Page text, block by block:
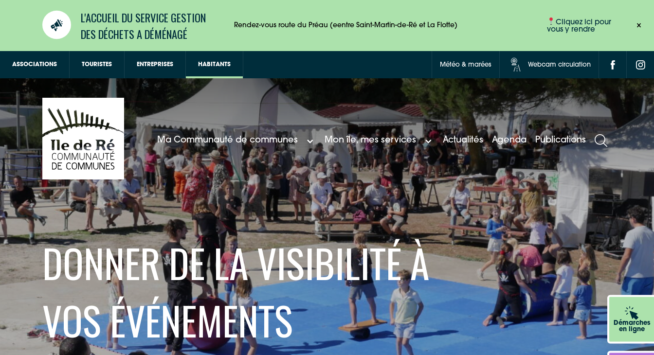
L'ACCUEIL DU SERVICE GESTION
DES DÉCHETS A DÉMÉNAGÉ
Rendez-vous route du Préau (eentre Saint-Martin-de-Ré et La Flotte)
Cliquez ici pour
vous y rendre
Démarches
en ligne
ASSOCIATIONS TOURISTES ENTREPRISES HABITANTS Météo & marées Webcam circulation
Ma Communauté de communes Mon île, mes services Actualités Agenda Publications
DONNER DE LA VISIBILITÉ À
VOS ÉVÉNEMENTS